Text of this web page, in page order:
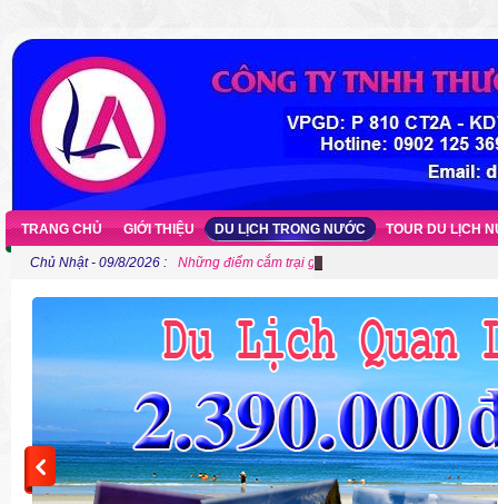
TRANG CHỦ GIỚI THIỆU DU LỊCH TRONG NƯỚC TOUR DU LỊCH
Chủ Nhật - 09/8/2026 : Những điểm cắm trại gần Hà Nội cho người ưa